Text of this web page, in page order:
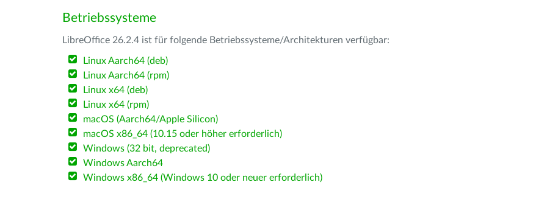
Betriebssysteme
LibreOffice 26.2.4 ist für folgende Betriebssysteme/Architekturen verfügbar:
Linux Aarch64 (deb)
Linux Aarch64 (rpm)
Linux x64 (deb)
Linux x64 (rpm)
macOS (Aarch64/Apple Silicon)
macOS x86_64 (10.15 oder höher erforderlich)
Windows (32 bit, deprecated)
Windows Aarch64
Windows x86_64 (Windows 10 oder neuer erforderlich)